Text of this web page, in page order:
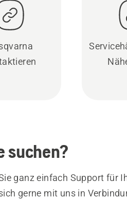
suchen?
ganz einfach Support für
gerne mit uns in